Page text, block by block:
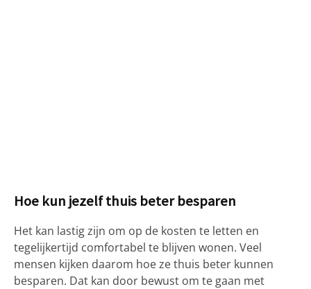
Hoe kun jezelf thuis beter besparen
Het kan lastig zijn om op de kosten te letten en
tegelijkertijd comfortabel te blijven wonen. Veel
mensen kijken daarom hoe ze thuis beter kunnen
besparen. Dat kan door bewust om te gaan met